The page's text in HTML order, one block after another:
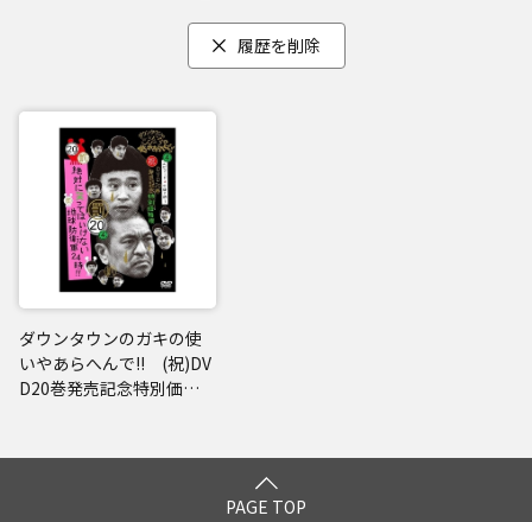
履歴を削除
ダウンタウンのガキの使
いやあらへんで!! (祝)DV
D20巻発売記念特別価格
4時 エピソード4 午後7
PAGE TOP